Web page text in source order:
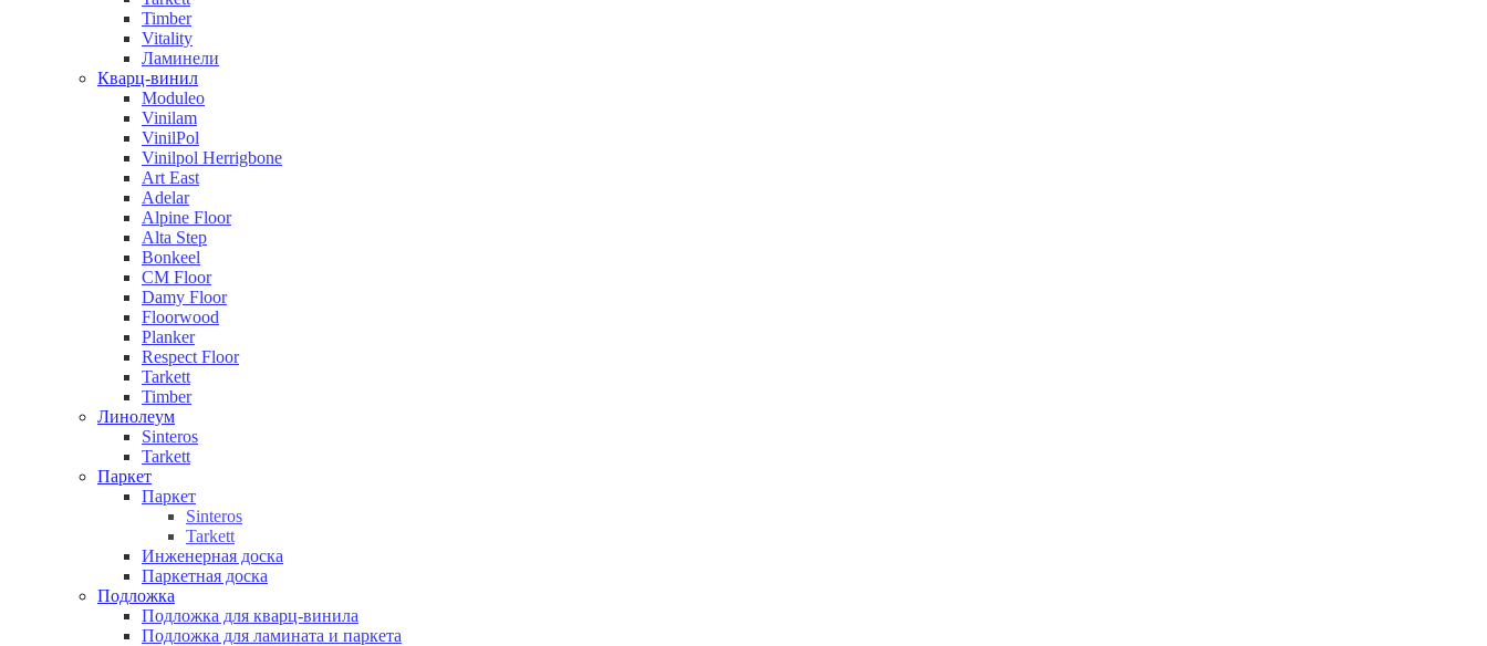
Timber
Vitality
Ламинели
Кварц-винил
Moduleo
Vinilam
VinilPol
Vinilpol Herrigbone
Art East
Adelar
Alpine Floor
Alta Step
Bonkeel
CM Floor
Damy Floor
Floorwood
Planker
Respect Floor
Tarkett
Timber
Линолеум
Sinteros
Tarkett
Паркет
Паркет
Sinteros
Tarkett
Инженерная доска
Паркетная доска
Подложка
Подложка для кварц-винила
Подложка для ламината и паркета